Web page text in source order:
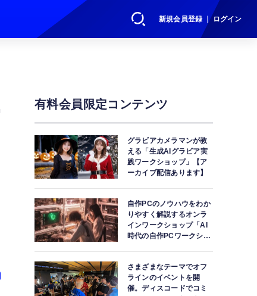
新規会員登録 ｜ ログイン
有料会員限定コンテンツ
グラビアカメラマンが教
える「生成AIグラビア実
践ワークショップ」【ア
ーカイブ配信あります】
自作PCのノウハウをわか
りやすく解説するオンラ
インワークショップ「AI
時代の自作PCワークショ
さまざまなテーマでオフ
ラインのイベントを開
催。ディスコードでコミ